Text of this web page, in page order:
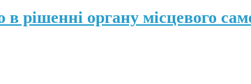
органу місцевого